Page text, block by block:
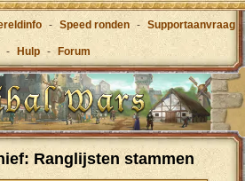
- Speed ronden - Supportaanvraag
- Hulp - Forum
Ranglijsten stammen